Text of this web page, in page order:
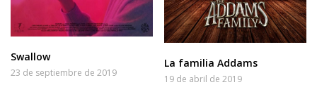
Swallow
23 de septiembre de 2019
La familia Addams
19 de abril de 2019